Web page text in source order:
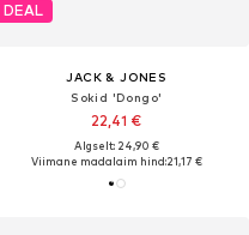
DEAL
JACK & JONES
Sokid 'Dongo'
22,41 €
Algselt: 24,90 €
Viimane madalaim hind:21,17 €